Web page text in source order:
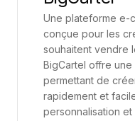
une meilleure
la communication
comme la logistique,
Grâce à une vue
est plus facile
d’amélioration et
Une plateforme e-
conçue pour les
souhaitent vendre
BigCartel offre
permettant de
rapidement et
personnalisation